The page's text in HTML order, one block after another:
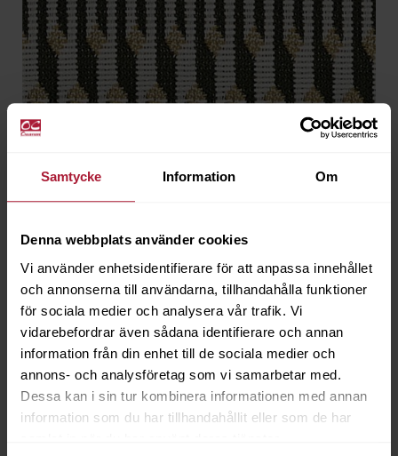
Samtycke Information Om
Denna webbplats använder cookies
Vi använder enhetsidentifierare för att anpassa innehållet
och annonserna till användarna, tillhandahålla funktioner
för sociala medier och analysera vår trafik. Vi
vidarebefordrar även sådana identifierare och annan
information från din enhet till de sociala medier och
annons- och analysföretag som vi samarbetar med.
Dessa kan i sin tur kombinera informationen med annan
information som du har tillhandahållit eller som de har
Sunbrella Marquetry Shamal
MARQ-J383